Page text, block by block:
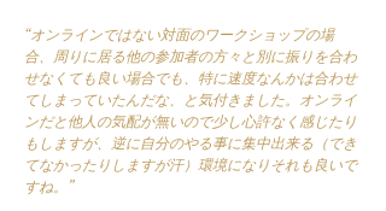
“オンラインではない対面のワークショップの場
合、周りに居る他の参加者の方々と別に振りを合わ
せなくても良い場合でも、特に速度なんかは合わせ
てしまっていたんだな、と気付きました。オンライ
ンだと他人の気配が無いので少し心許なく感じたり
もしますが、逆に自分のやる事に集中出来る（でき
てなかったりしますが汗）環境になりそれも良いで
すね。”